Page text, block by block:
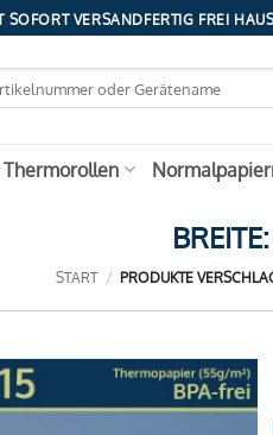
SOFORT VERSANDFERTIG FREI
START / PRODUKTE